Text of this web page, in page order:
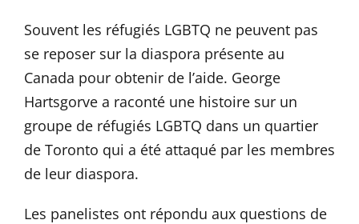
Souvent les réfugiés LGBTQ ne peuvent pas
se reposer sur la diaspora présente au
Canada pour obtenir de l’aide. George
Hartsgorve a raconté une histoire sur un
groupe de réfugiés LGBTQ dans un quartier
de Toronto qui a été attaqué par les membres
de leur diaspora.
Les panelistes ont répondu aux questions de